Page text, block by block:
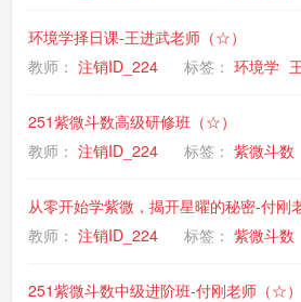
环境学择日课-王进武老师（☆）
教师： 注销ID_224 标签： 环境学
251紫微斗数高级研修班（☆）
教师： 注销ID_224 标签： 紫微斗数
从零开始学紫微，揭开星曜的秘密-付刚
教师： 注销ID_224 标签： 紫微斗数
251紫微斗数中级进阶班-付刚老师（☆）